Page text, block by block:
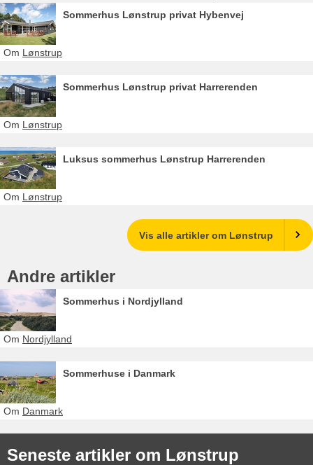
Sommerhus Lønstrup privat Hybenvej
Om Lønstrup
Sommerhus Lønstrup privat Harrerenden
Om Lønstrup
Luksus sommerhus Lønstrup Harrerenden
Om Lønstrup
Vis alle artikler om Lønstrup
Andre artikler
Sommerhus i Nordjylland
Om Nordjylland
Sommerhuse i Danmark
Om Danmark
Seneste artikler om Lønstrup